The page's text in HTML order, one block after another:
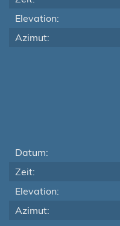
Elevation:
Azimut:
Datum:
Zeit:
Elevation:
Azimut: